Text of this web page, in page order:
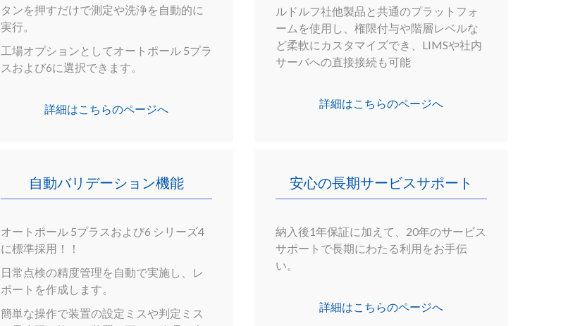
タンを押すだけで測定や洗浄を自動的に
実行。
工場オプションとしてオートポール 5プラ
スおよび6に選択できます。
詳細はこちらのページへ
ルドルフ社他製品と共通のプラットフォ
ームを使用し、権限付与や階層レベルな
ど柔軟にカスタマイズでき、LIMSや社内
サーバへの直接接続も可能
詳細はこちらのページへ
自動バリデーション機能
オートポール 5プラスおよび6 シリーズ4
に標準採用！！
日常点検の精度管理を自動で実施し、レ
ポートを作成します。
簡単な操作で装置の設定ミスや判定ミス
安心の長期サービスサポート
納入後1年保証に加えて、20年のサービス
サポートで長期にわたる利用をお手伝
い。
詳細はこちらのページへ